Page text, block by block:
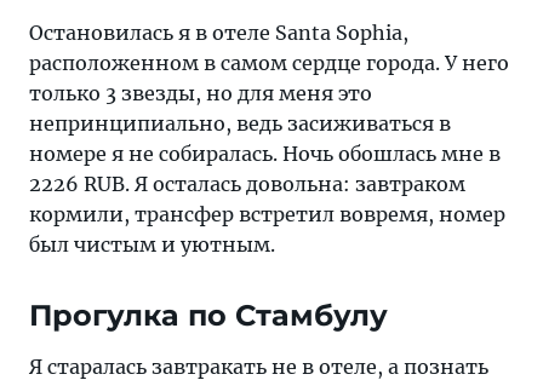
взяла
приблизительно
90
тыс.
RUB.
Хватило
ли
мне
суммы?
Остановилась я в отеле Santa Sophia,
расположенном в самом сердце города. У него
только 3 звезды, но для меня это
непринципиально, ведь засиживаться в
номере я не собиралась. Ночь обошлась мне в
2226 RUB. Я осталась довольна: завтраком
кормили, трансфер встретил вовремя, номер
был чистым и уютным.
Прогулка по Стамбулу
Я старалась завтракать не в отеле, а познать